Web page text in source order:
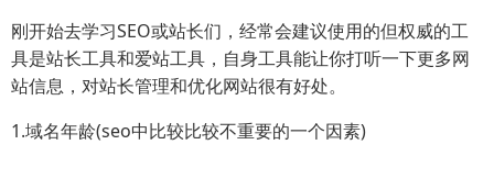
刚开始去学习SEO或站长们，经常会建议使用的但权威的工
具是站长工具和爱站工具，自身工具能让你打听一下更多网
站信息，对站长管理和优化网站很有好处。
1.域名年龄(seo中比较比较不重要的一个因素)